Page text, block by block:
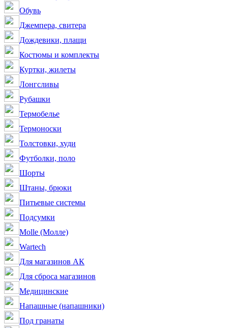
Обувь
Джемпера, свитера
Дождевики, плащи
Костюмы и комплекты
Куртки, жилеты
Лонгсливы
Рубашки
Термобелье
Термоноски
Толстовки, худи
Футболки, поло
Шорты
Штаны, брюки
Питьевые системы
Подсумки
Molle (Молле)
Wartech
Для магазинов АК
Для сброса магазинов
Медицинские
Напашные (напашники)
Под гранаты